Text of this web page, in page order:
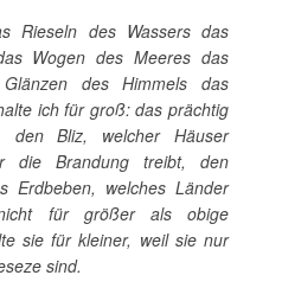
Rieseln des Wassers das
Wogen des Meeres das
des Himmels das
ich für groß: das prächtig
den Bliz, welcher Häuser
die Brandung treibt, den
Erdbeben, welches Länder
für größer als obige
sie für kleiner, weil sie nur
sind.